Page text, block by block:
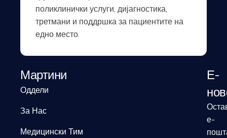
поликлинички услуги, дијагностика,
третмани и поддршка за пациентите на
едно место.
Мартини
Оддели
За Нас
Медицински Тим
Е-
е-